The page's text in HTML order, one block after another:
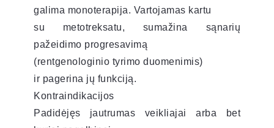
galima monoterapija. Vartojamas kartu
su metotreksatu, sumažina sąnarių
pažeidimo progresavimą
(rentgenologinio tyrimo duomenimis)
ir pagerina jų funkciją.
Kontraindikacijos
Padidėjęs jautrumas veikliajai arba bet